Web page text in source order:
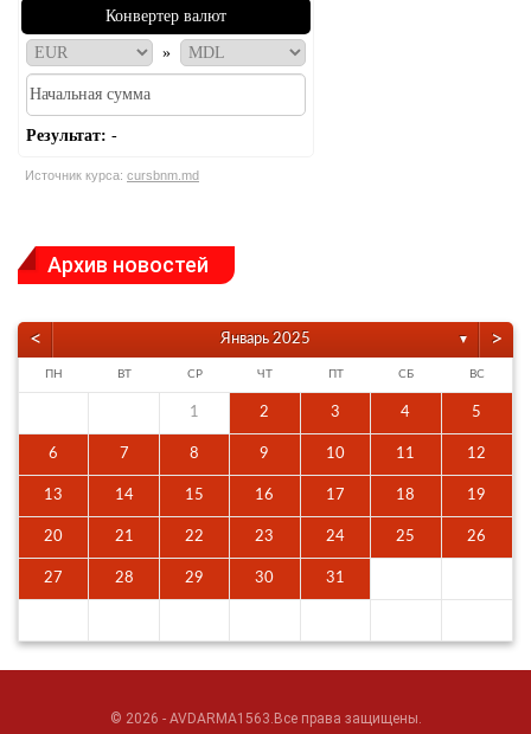
Конвертер валют
»
Результат: -
Источник курса: cursbnm.md
Архив новостей
< Январь 2025 ▼ >
ПН ВТ СР ЧТ ПТ СБ ВС
1 2 3 4 5
6 7 8 9 10 11 12
13 14 15 16 17 18 19
20 21 22 23 24 25 26
27 28 29 30 31
© 2026 - AVDARMA1563.Все права защищены.